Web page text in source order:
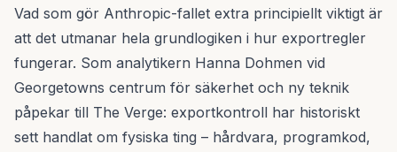
Vad som gör Anthropic-fallet extra principiellt viktigt är
att det utmanar hela grundlogiken i hur exportregler
fungerar. Som analytikern Hanna Dohmen vid
Georgetowns centrum för säkerhet och ny teknik
påpekar till The Verge: exportkontroll har historiskt
sett handlat om fysiska ting – hårdvara, programkod,